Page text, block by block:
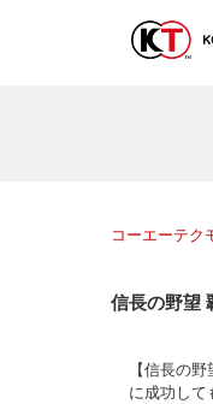
コーエーテク
信長の野望
【信長の
に成功して